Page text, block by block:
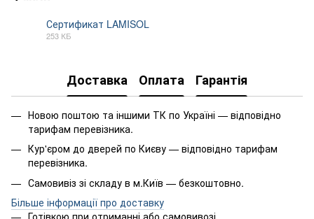
Сертификат LAMISOL
253 КБ
Доставка Оплата Гарантія
Новою поштою та іншими ТК по Україні — відповідно
тарифам перевізника.
Кур'єром до дверей по Києву — відповідно тарифам
перевізника.
Самовивіз зі складу в м.Київ — безкоштовно.
Більше інформації про доставку